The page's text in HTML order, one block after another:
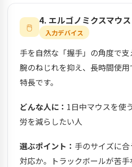
🖱️
4. エルゴノミクスマウス
入力デバイス
手を自然な「握手」の角度で
腕のねじれを抑え、長時間使
特長です。
どんな人に： 1日中マウスを使
労を減らしたい人
選ぶポイント： 手のサイズに
対応か。トラックボールが苦